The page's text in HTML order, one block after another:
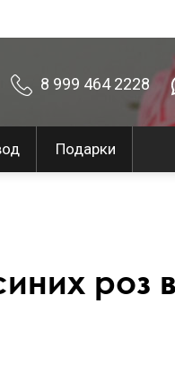
8 999 464 2228
Подарки
роз